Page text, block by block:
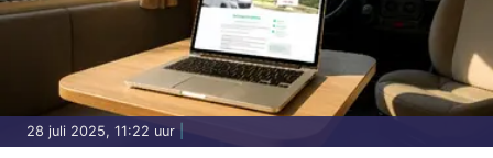
28 juli 2025, 11:22 uur